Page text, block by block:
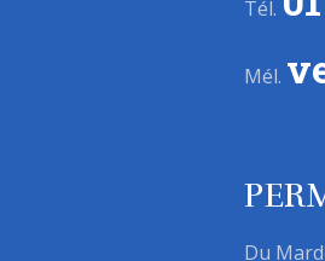
Tél.
Mél.
Du